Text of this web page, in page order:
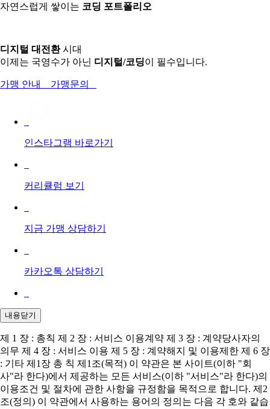
자연스럽게 쌓이는 코딩 포트폴리오
디지털 대전환시대
이제는 국영수가 아닌 디지털/코딩이 필수입니다.
가맹 안내 가맹문의
인스타그램 바로가기
커리큘럼 보기
지금 가맹 상담하기
카카오톡 상담하기
내용닫기
제 1 장 : 총칙 제 2 장 : 서비스 이용계약 제 3 장 : 계약당사자의
의무 제 4 장 : 서비스 이용 제 5 장 : 계약해지 및 이용제한 제 6 장
: 기타 제1장 총 칙 제1조(목적) 이 약관은 본 사이트(이하 "회
사"라 한다)에서 제공하는 모든 서비스(이하 "서비스"라 한다)의
이용조건 및 절차에 관한 사항을 규정함을 목적으로 합니다. 제2
조(정의) 이 약관에서 사용하는 용어의 정의는 다음 각 호와 같습